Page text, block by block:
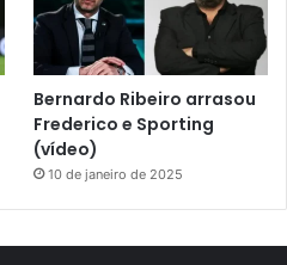
Bernardo Ribeiro arrasou
Frederico e Sporting
(vídeo)
10 de janeiro de 2025